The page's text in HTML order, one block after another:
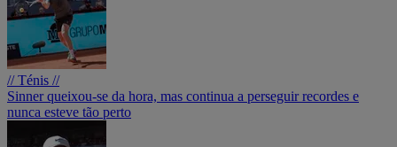
// Ténis //
Sinner queixou-se da hora, mas continua a perseguir recordes e
nunca esteve tão perto